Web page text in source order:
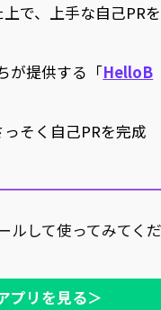
で、上手な自己PRを
が提供する「HelloB
そく自己PRを完成
ルして使ってみてく
プリを見る＞